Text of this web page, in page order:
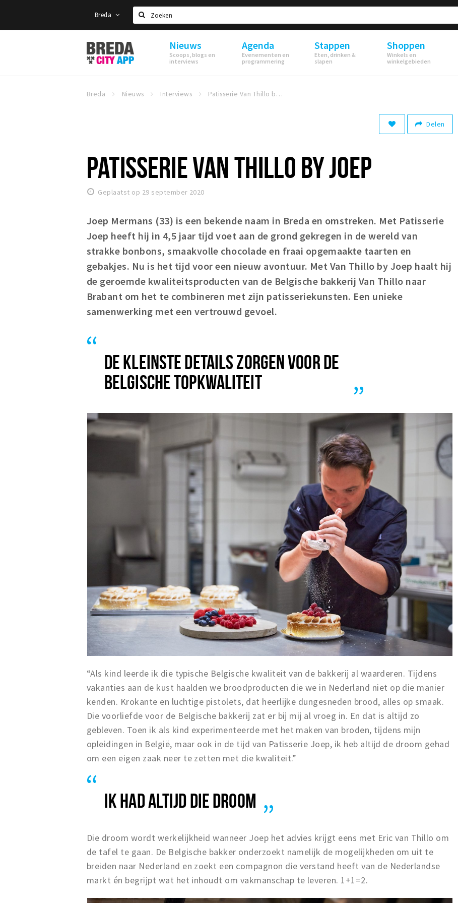
Breda
Zoeken
Stappen
&
Shoppen
Nieuws
Scoops, blogs en
interviews
Agenda
Evenementen en
programmering
Stappen
Eten, drinken &
slapen
Shoppen
Winkels en
winkelgebieden
Breda Nieuws Interviews Patisserie Van Thillo by Joep
Delen
PATISSERIE VAN THILLO BY JOEP
Geplaatst op 29 september 2020
Joep Mermans (33) is een bekende naam in Breda en omstreken. Met Patisserie
Joep heeft hij in 4,5 jaar tijd voet aan de grond gekregen in de wereld van
strakke bonbons, smaakvolle chocolade en fraai opgemaakte taarten en
gebakjes. Nu is het tijd voor een nieuw avontuur. Met Van Thillo by Joep haalt hij
de geroemde kwaliteitsproducten van de Belgische bakkerij Van Thillo naar
Brabant om het te combineren met zijn patisseriekunsten. Een unieke
samenwerking met een vertrouwd gevoel.
DE KLEINSTE DETAILS ZORGEN VOOR DE
BELGISCHE TOPKWALITEIT
“Als kind leerde ik die typische Belgische kwaliteit van de bakkerij al waarderen. Tijdens
vakanties aan de kust haalden we broodproducten die we in Nederland niet op die manier
kenden. Krokante en luchtige pistolets, dat heerlijke dungesneden brood, alles op smaak.
Die voorliefde voor de Belgische bakkerij zat er bij mij al vroeg in. En dat is altijd zo
gebleven. Toen ik als kind experimenteerde met het maken van broden, tijdens mijn
opleidingen in België, maar ook in de tijd van Patisserie Joep, ik heb altijd de droom gehad
om een eigen zaak neer te zetten met die kwaliteit.”
IK HAD ALTIJD DIE DROOM
Die droom wordt werkelijkheid wanneer Joep het advies krijgt eens met Eric van Thillo om
de tafel te gaan. De Belgische bakker onderzoekt namelijk de mogelijkheden om uit te
breiden naar Nederland en zoekt een compagnon die verstand heeft van de Nederlandse
markt én begrijpt wat het inhoudt om vakmanschap te leveren. 1+1=2.